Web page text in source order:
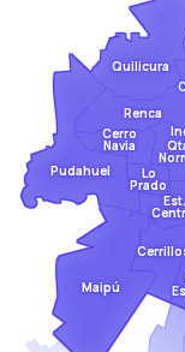
Maipú
Est.
Pudahuel Lo
Prado
Cerro
Navia
Renca
Quilicura